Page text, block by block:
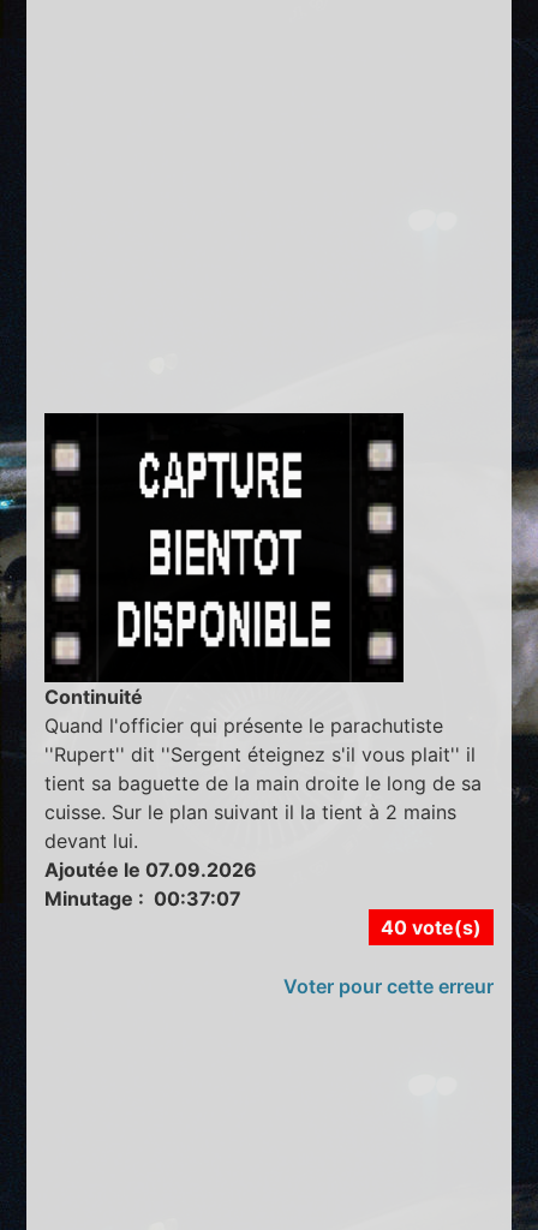
Continuité
Quand l'officier qui présente le parachutiste
''Rupert'' dit ''Sergent éteignez s'il vous plait'' il
tient sa baguette de la main droite le long de sa
cuisse. Sur le plan suivant il la tient à 2 mains
devant lui.
Ajoutée le 07.09.2026
Minutage : 00:37:07
40 vote(s)
Voter pour cette erreur